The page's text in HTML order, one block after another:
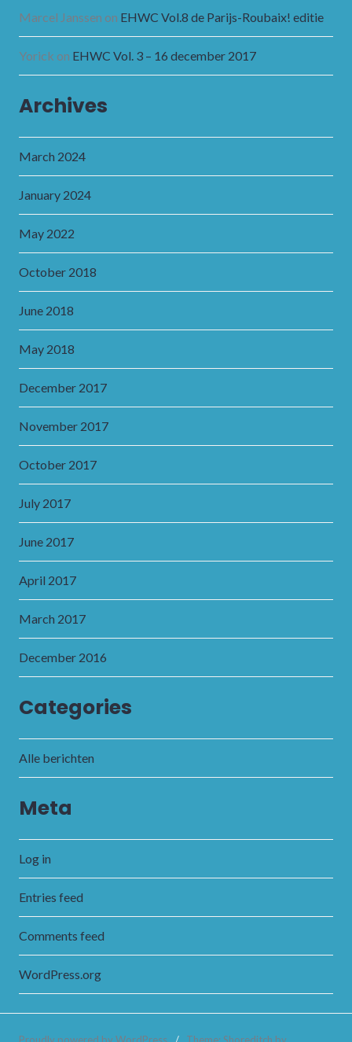
Marcel Janssen on EHWC Vol.8 de Parijs-Roubaix! editie
Yorick on EHWC Vol. 3 – 16 december 2017
Archives
March 2024
January 2024
May 2022
October 2018
June 2018
May 2018
December 2017
November 2017
October 2017
July 2017
June 2017
April 2017
March 2017
December 2016
Categories
Alle berichten
Meta
Log in
Entries feed
Comments feed
WordPress.org
Proudly powered by WordPress / Theme: Shoreditch by